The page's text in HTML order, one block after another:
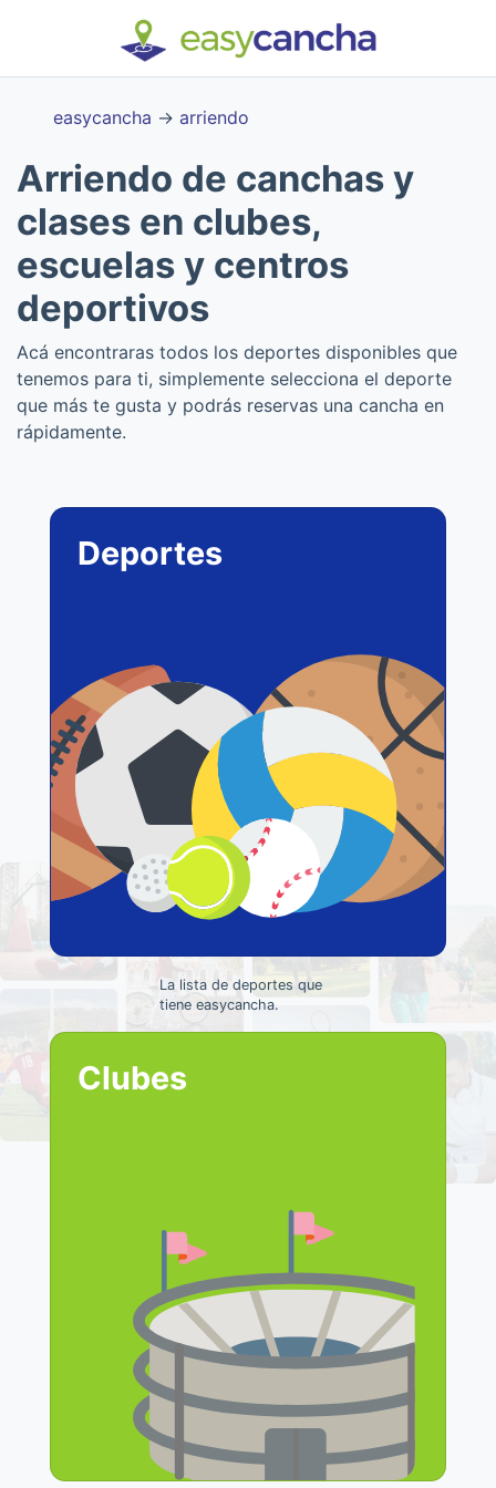
easycancha → arriendo
Arriendo de canchas y
clases en clubes,
escuelas y centros
deportivos
Acá encontraras todos los deportes disponibles que
tenemos para ti, simplemente selecciona el deporte
que más te gusta y podrás reservas una cancha en
rápidamente.
Deportes
La lista de deportes que
tiene easycancha.
Clubes